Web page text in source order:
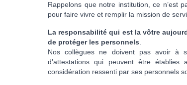
Rappelons que notre institution, ce n’est
pour faire vivre et remplir la mission de
La responsabilité qui est la vôtre
de protéger les personnels
Nos collègues ne doivent pas avoir à
d’attestations qui peuvent être
considération ressenti par ses personnels